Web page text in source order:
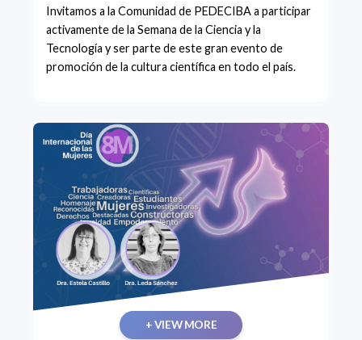
Invitamos a la Comunidad de PEDECIBA a participar
activamente de la Semana de la Ciencia y la
Tecnología y ser parte de este gran evento de
promoción de la cultura científica en todo el país.
+ VIEW MORE